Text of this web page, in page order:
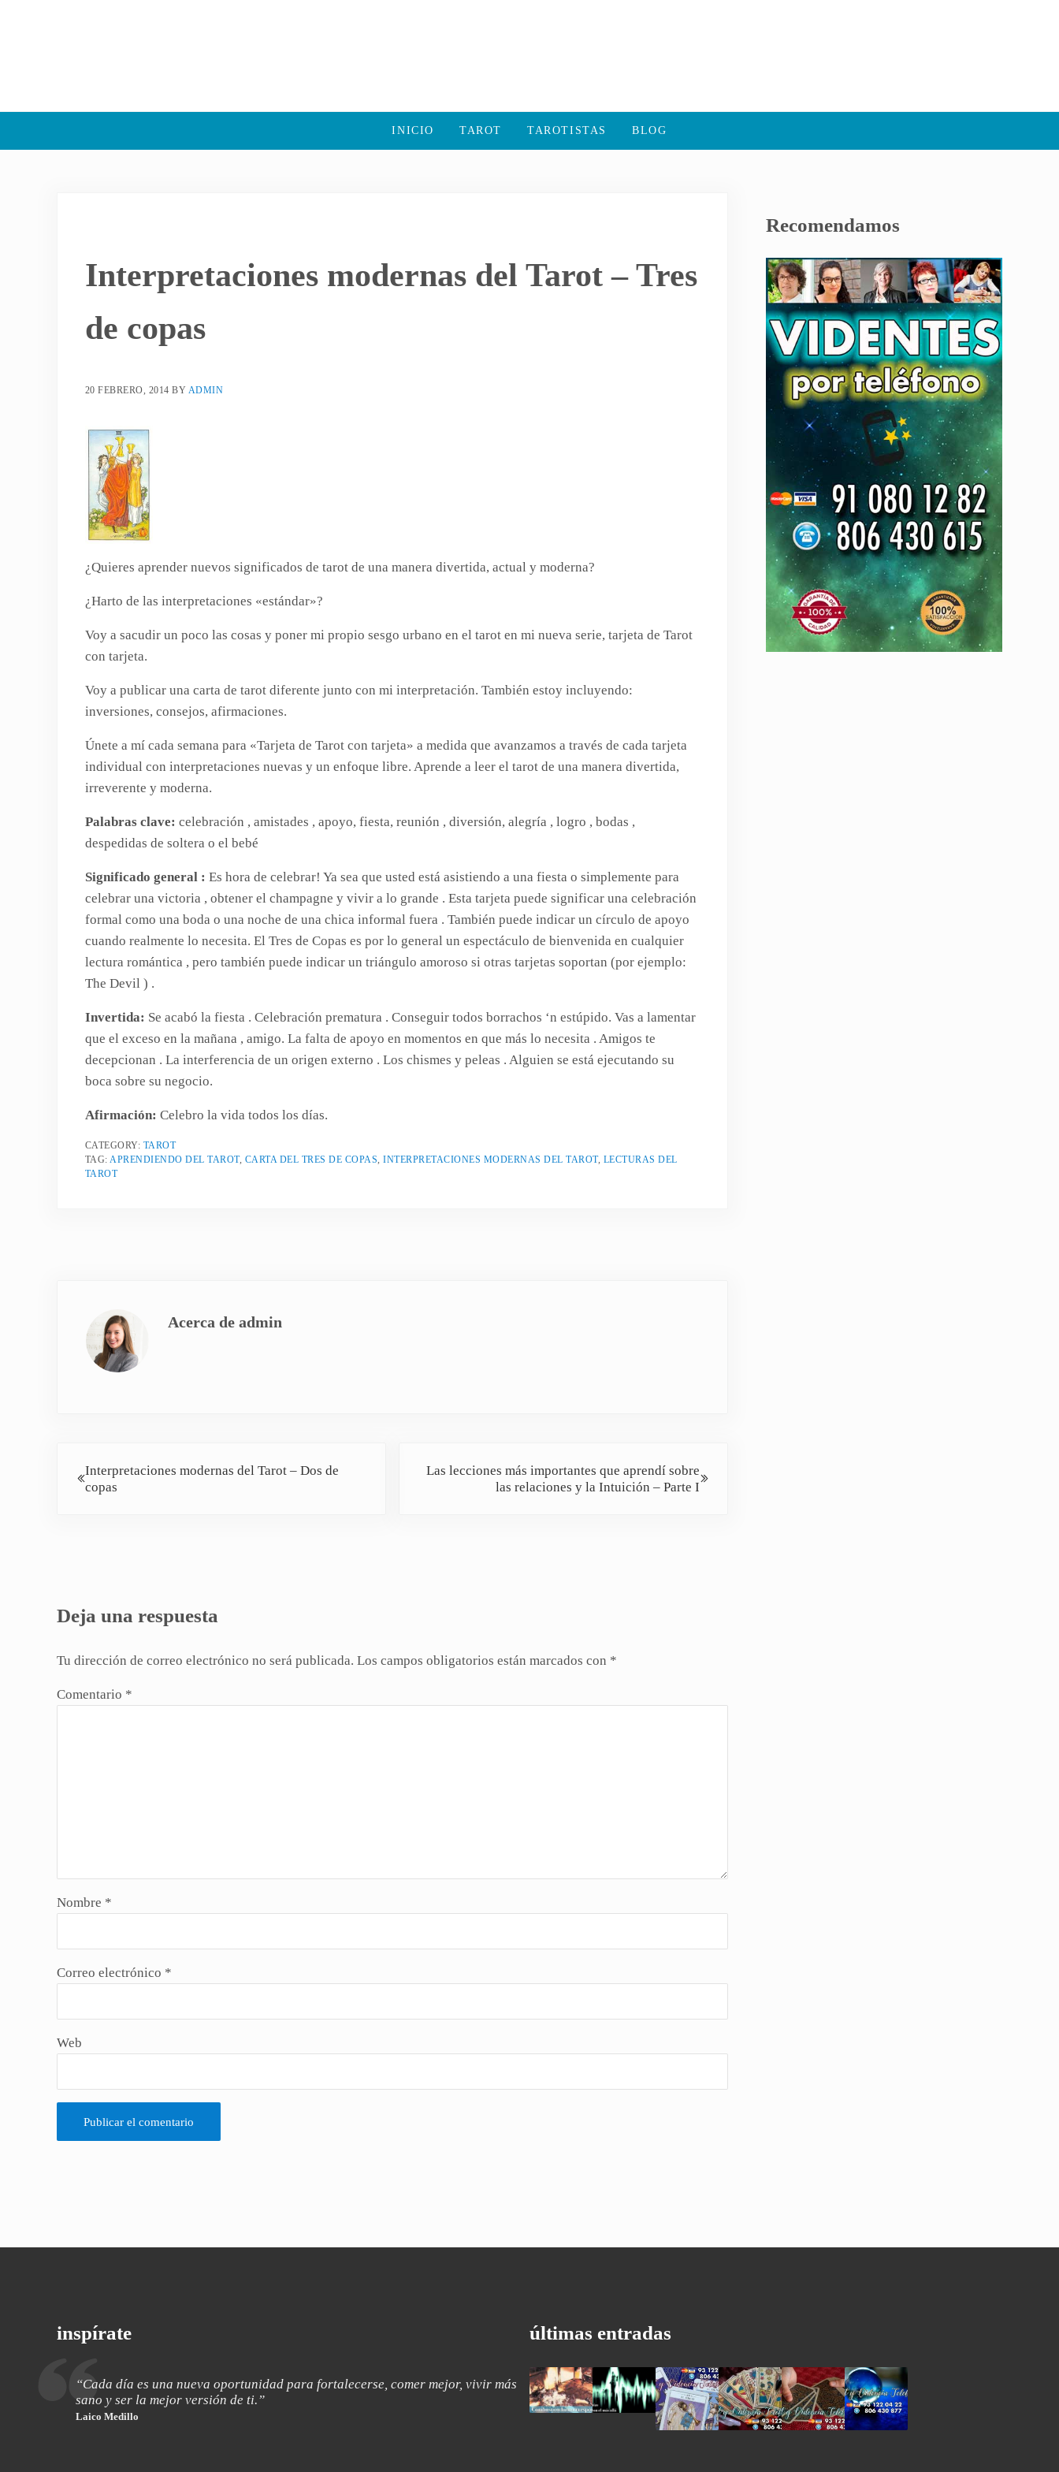
INICIO TAROT TAROTISTAS BLOG
Interpretaciones modernas del Tarot – Tres
de copas
20 FEBRERO, 2014 BY ADMIN
¿Quieres aprender nuevos significados de tarot de una manera divertida, actual y moderna?
¿Harto de las interpretaciones «estándar»?
Voy a sacudir un poco las cosas y poner mi propio sesgo urbano en el tarot en mi nueva serie, tarjeta de Tarot
con tarjeta.
Voy a publicar una carta de tarot diferente junto con mi interpretación. También estoy incluyendo:
inversiones, consejos, afirmaciones.
Únete a mí cada semana para «Tarjeta de Tarot con tarjeta» a medida que avanzamos a través de cada tarjeta
individual con interpretaciones nuevas y un enfoque libre. Aprende a leer el tarot de una manera divertida,
irreverente y moderna.
Palabras clave: celebración , amistades , apoyo, fiesta, reunión , diversión, alegría , logro , bodas ,
despedidas de soltera o el bebé
Significado general : Es hora de celebrar! Ya sea que usted está asistiendo a una fiesta o simplemente para
celebrar una victoria , obtener el champagne y vivir a lo grande . Esta tarjeta puede significar una celebración
formal como una boda o una noche de una chica informal fuera . También puede indicar un círculo de apoyo
cuando realmente lo necesita. El Tres de Copas es por lo general un espectáculo de bienvenida en cualquier
lectura romántica , pero también puede indicar un triángulo amoroso si otras tarjetas soportan (por ejemplo:
The Devil ) .
Invertida: Se acabó la fiesta . Celebración prematura . Conseguir todos borrachos ‘n estúpido. Vas a lamentar
que el exceso en la mañana , amigo. La falta de apoyo en momentos en que más lo necesita . Amigos te
decepcionan . La interferencia de un origen externo . Los chismes y peleas . Alguien se está ejecutando su
boca sobre su negocio.
Afirmación: Celebro la vida todos los días.
CATEGORY: TAROT
TAG:APRENDIENDO DEL TAROT, CARTA DEL TRES DE COPAS,INTERPRETACIONES MODERNAS DEL TAROT, LECTURAS DEL
TAROT
Acerca de admin
Interpretaciones modernas del Tarot – Dos de
copas
Las lecciones más importantes que aprendí sobre
las relaciones y la Intuición – Parte I
Deja una respuesta
Tu dirección de correo electrónico no será publicada. Los campos obligatorios están marcados con *
Comentario *
Nombre *
Correo electrónico *
Web
Recomendamos
inspírate
“Cada día es una nueva oportunidad para fortalecerse, comer mejor, vivir más
sano y ser la mejor versión de ti.”
Laico Medillo
últimas entradas